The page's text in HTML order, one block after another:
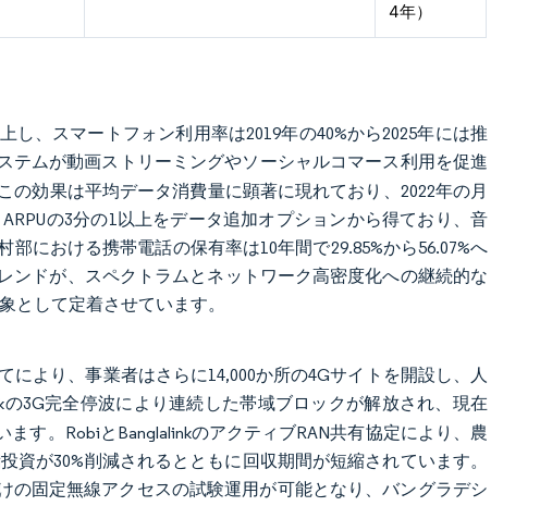
4年）
、スマートフォン利用率は2019年の40%から2025年には推
テムが動画ストリーミングやソーシャルコマース利用を促進
効果は平均データ消費量に顕著に現れており、2022年の月
の3分の1以上をデータ追加オプションから得ており、音
における携帯電話の保有率は10年間で29.85%から56.07%へ
ドが、スペクトラムとネットワーク高密度化への継続的な
として定着させています。
により、事業者はさらに14,000か所の4Gサイトを開設し、人
の3G完全停波により連続した帯域ブロックが解放され、現在
す。RobiとBanglalinkのアクティブRAN共有協定により、農
が30%削減されるとともに回収期間が短縮されています。
の固定無線アクセスの試験運用が可能となり、バングラデシ